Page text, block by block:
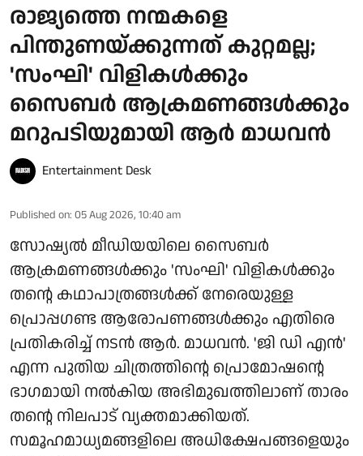
രാജ്യത്തെ നന്മകളെ
പിന്തുണയ്ക്കുന്നത് കുറ്റമല്ല;
'സംഘി' വിളികൾക്കും
സൈബർ ആക്രമണങ്ങൾക്കും
മറുപടിയുമായി ആർ മാധവൻ
Entertainment Desk
Published on: 05 Aug 2026, 10:40 am
സോഷ്യൽ മീഡിയയിലെ സൈബർ
ആക്രമണങ്ങൾക്കും 'സംഘി' വിളികൾക്കും
തന്റെ കഥാപാത്രങ്ങൾക്ക് നേരെയുള്ള
പ്രൊപ്പഗണ്ട ആരോപണങ്ങൾക്കും എതിരെ
പ്രതികരിച്ച് നടൻ ആർ. മാധവൻ. 'ജി ഡി എൻ'
എന്ന പുതിയ ചിത്രത്തിന്റെ പ്രൊമോഷന്റെ
ഭാഗമായി നൽകിയ അഭിമുഖത്തിലാണ് താരം
തന്റെ നിലപാട് വ്യക്തമാക്കിയത്.
സമൂഹമാധ്യമങ്ങളിലെ അധിക്ഷേപങ്ങളെയും